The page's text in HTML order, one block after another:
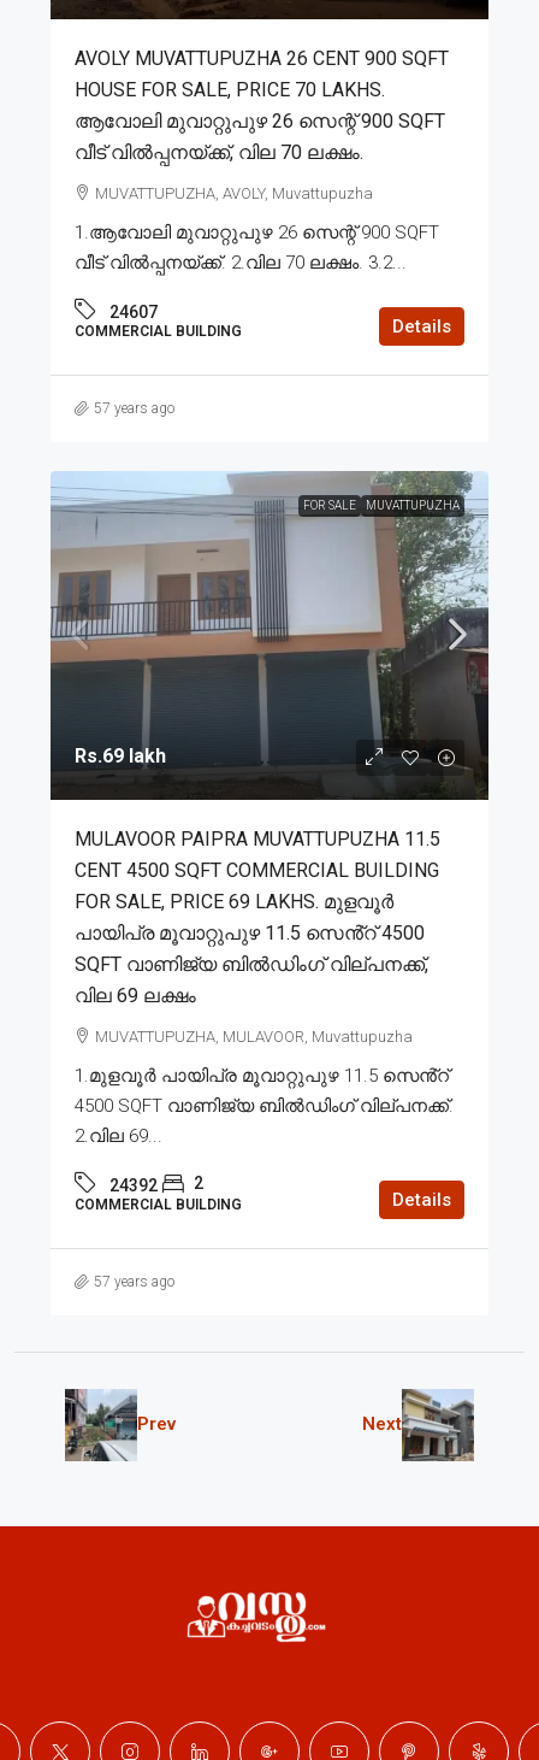
AVOLY MUVATTUPUZHA 26 CENT 900 SQFT
HOUSE FOR SALE, PRICE 70 LAKHS.
ആവോലി മുവാറ്റുപുഴ 26 സെന്റ് 900 SQFT
വീട് വിൽപ്പനയ്ക്ക്, വില 70 ലക്ഷം.
MUVATTUPUZHA, AVOLY, Muvattupuzha
1.ആവോലി മുവാറ്റുപുഴ 26 സെന്റ് 900 SQFT
വീട് വിൽപ്പനയ്ക്ക്. 2.വില 70 ലക്ഷം. 3.2...
24607
COMMERCIAL BUILDING Details
57 years ago
FOR SALE MUVATTUPUZHA
Rs.69 lakh
MULAVOOR PAIPRA MUVATTUPUZHA 11.5
CENT 4500 SQFT COMMERCIAL BUILDING
FOR SALE, PRICE 69 LAKHS. മുളവൂർ
പായിപ്ര മൂവാറ്റുപുഴ 11.5 സെൻ്റ് 4500
SQFT വാണിജ്യ ബിൽഡിംഗ് വില്പനക്ക്,
വില 69 ലക്ഷം
MUVATTUPUZHA, MULAVOOR, Muvattupuzha
1.മുളവൂർ പായിപ്ര മൂവാറ്റുപുഴ 11.5 സെൻ്റ്
4500 SQFT വാണിജ്യ ബിൽഡിംഗ് വില്പനക്ക്.
2.വില 69...
24392 2
COMMERCIAL BUILDING Details
57 years ago
Prev Next